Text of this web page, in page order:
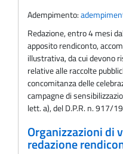
Adempimento:
Redazione, entro 4 mesi
apposito rendiconto,
illustrativa, da cui devono
relative alle raccolte
concomitanza delle
campagne di
lett. a), del D.P.R. n. 917/
Organizzazioni di
redazione